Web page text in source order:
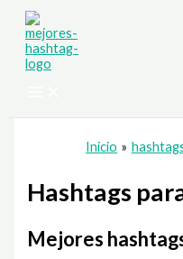
contenido
Inicio
Hashtags
Mejores